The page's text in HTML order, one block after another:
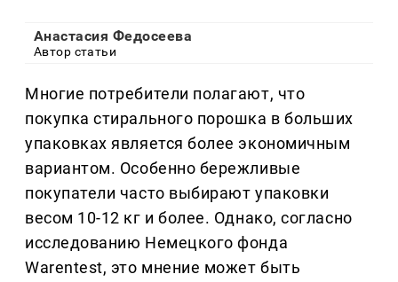
Анастасия Федосеева
Автор статьи
Многие потребители полагают, что
покупка стирального порошка в больших
упаковках является более экономичным
вариантом. Особенно бережливые
покупатели часто выбирают упаковки
весом 10-12 кг и более. Однако, согласно
исследованию Немецкого фонда
Warentest, это мнение может быть